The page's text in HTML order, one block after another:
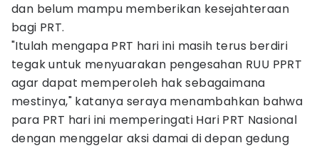
dan belum mampu memberikan kesejahteraan
bagi PRT.
"Itulah mengapa PRT hari ini masih terus berdiri
tegak untuk menyuarakan pengesahan RUU PPRT
agar dapat memperoleh hak sebagaimana
mestinya," katanya seraya menambahkan bahwa
para PRT hari ini memperingati Hari PRT Nasional
dengan menggelar aksi damai di depan gedung